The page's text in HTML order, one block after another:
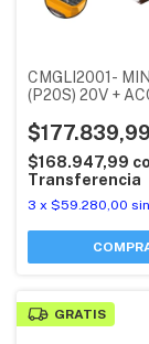
CMGLI2001-
(P20S) 20V +
CARGADOR)
$177.839,99
$168.947,99
Transferencia
3 x $59.280,00
GRATIS